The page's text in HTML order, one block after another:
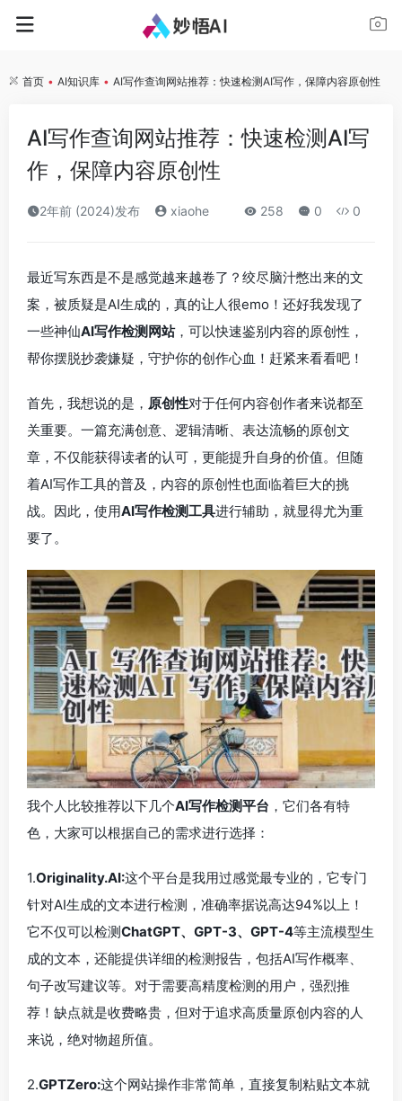
首页 • AI知识库 • AI写作查询网站推荐：快速检测AI写作，保障内容原创性
AI写作查询网站推荐：快速检测AI写
作，保障内容原创性
2年前 (2024)发布 xiaohe 258 0 0
最近写东西是不是感觉越来越卷了？绞尽脑汁憋出来的文
案，被质疑是AI生成的，真的让人很emo！还好我发现了
一些神仙AI写作检测网站，可以快速鉴别内容的原创性，
帮你摆脱抄袭嫌疑，守护你的创作心血！赶紧来看看吧！
首先，我想说的是， 原创性对于任何内容创作者来说都至
关重要。一篇充满创意、逻辑清晰、表达流畅的原创文
章，不仅能获得读者的认可，更能提升自身的价值。但随
着AI写作工具的普及，内容的原创性也面临着巨大的挑
战。因此，使用AI写作检测工具进行辅助，就显得尤为重
要了。
我个人比较推荐以下几个AI写作检测平台 ，它们各有特
色，大家可以根据自己的需求进行选择：
1.Originality.AI:这个平台是我用过感觉最专业的，它专门
针对AI生成的文本进行检测，准确率据说高达94%以上！
它不仅可以检测ChatGPT、GPT-3、GPT-4等主流模型生
成的文本，还能提供详细的检测报告，包括AI写作概率、
句子改写建议等。对于需要高精度检测的用户，强烈推
荐！缺点就是收费略贵，但对于追求高质量原创内容的人
来说，绝对物超所值。
2.GPTZero:这个网站操作非常简单，直接复制粘贴文本就